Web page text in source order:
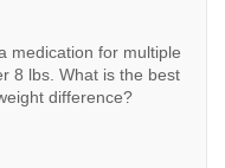
medication for multiple
8 lbs. What is the best
difference?